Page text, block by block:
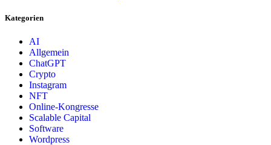
Kategorien
AI
Allgemein
ChatGPT
Crypto
Instagram
NFT
Online-Kongresse
Scalable Capital
Software
Wordpress